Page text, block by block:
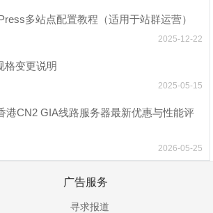
多站点配置教程（适用于站群运营）
2025-12-22
格变更说明
2025-05-15
港CN2 GIA线路服务器最新优惠与性能评
2026-05-25
广告服务
寻求报道